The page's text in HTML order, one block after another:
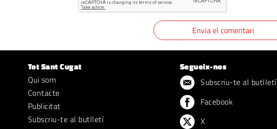
Tot Sant Cugat
Qui som
Contacte
Publicitat
Subscriu-te al butlletí
Segueix-nos
Subscriu-te al butlletí
Facebook
X